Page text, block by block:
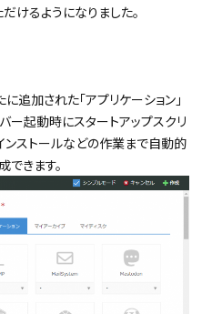
けるようになりました。
追加された「アプリケーション」
ー起動時にスタートアップスクリ
ンストールなどの作業まで自動的
きます。